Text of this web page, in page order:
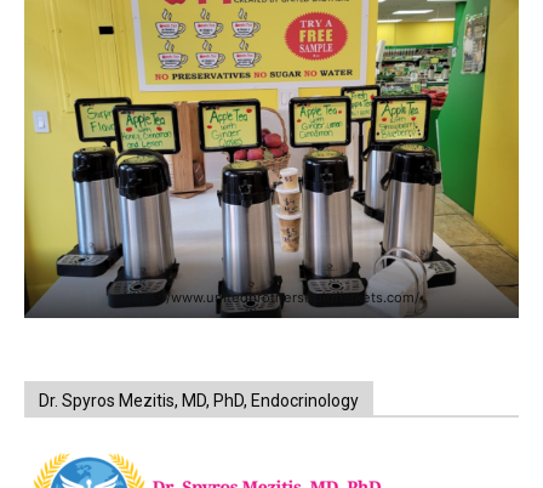
https://www.unitedbrothersfruitmarkets.com/
Dr. Spyros Mezitis, MD, PhD, Endocrinology